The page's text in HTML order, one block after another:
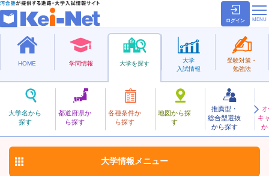
ログイン
HOME 学問情報 大学を探す
大学名から
探す
都道府県か
ら探す
各種条件か
ら探す
地図から探
す
推薦型・
総合型選抜
から探す
キ
か
大学
入試情報
受験対策・
勉強法
私立
あいちいか
愛知医科大学 お気に入り
大学情報 メニュー